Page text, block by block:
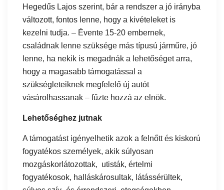
Hegedűs Lajos szerint, bár a rendszer a jó irányba
változott, fontos lenne, hogy a kivételeket is
kezelni tudja. – Évente 15-20 embernek,
családnak lenne szüksége más típusú járműre, jó
lenne, ha nekik is megadnák a lehetőséget arra,
hogy a magasabb támogatással a
szükségleteiknek megfelelő új autót
vásárolhassanak – fűzte hozzá az elnök.
Lehetőséghez jutnak
A támogatást igényelhetik azok a felnőtt és kiskorú
fogyatékos személyek, akik súlyosan
mozgáskorlátozottak, utisták, értelmi
fogyatékosok, halláskárosultak, látássérültek,